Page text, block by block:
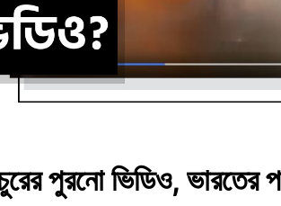
পুরনো ভিডিও, ভারতের